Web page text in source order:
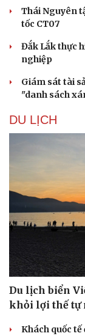
check-in
Thái Nguyên
tốc CT07
Đắk Lắk thực
nghiệp
Giám sát tài
"danh sách
DU LỊCH
Du lịch biển
khỏi lợi thế tự
Khách quốc